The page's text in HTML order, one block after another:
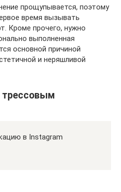
прощупывается, поэтому
время вызывать
Кроме прочего, нужно
выполненная
основной причиной
и неряшливой
трессовым
в Instagram